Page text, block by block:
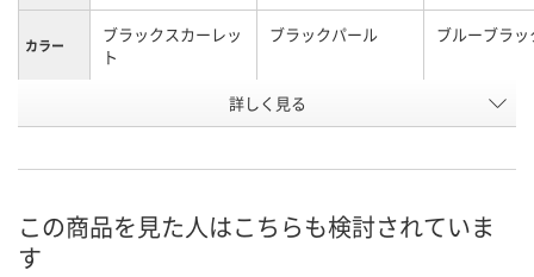
カラー
ブラックスカーレッ
ト
ブラックパール ブルーブラッ
E692414 E692420
お届け日 8月11日（火）
ご注文後、お届けに
ついてご連絡いたし
8月11日（火）
詳しく見る
この商品を見た人はこちらも検討されていま
す